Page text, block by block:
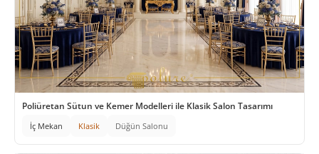
Poliüretan Sütun ve Kemer Modelleri ile Klasik Salon Tasarımı
İç Mekan Klasik Düğün Salonu